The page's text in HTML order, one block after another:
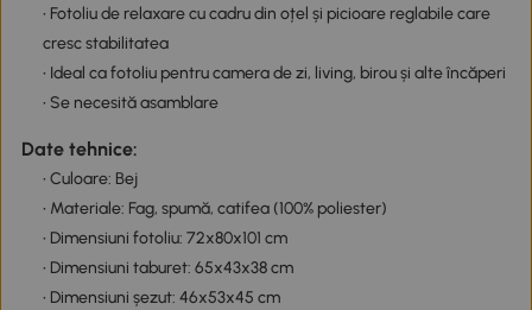
• Fotoliu de relaxare cu cadru din oțel și picioare reglabile care
cresc stabilitatea
• Ideal ca fotoliu pentru camera de zi, living, birou și alte încăperi
• Se necesită asamblare
Date tehnice:
• Culoare: Bej
• Materiale: Fag, spumă, catifea (100% poliester)
• Dimensiuni fotoliu: 72x80x101 cm
• Dimensiuni taburet: 65x43x38 cm
• Dimensiuni șezut: 46x53x45 cm